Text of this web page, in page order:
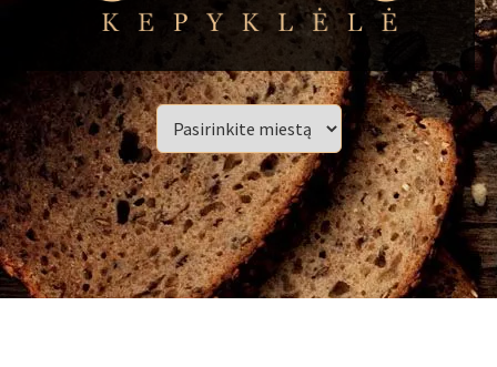
Skip
to
content